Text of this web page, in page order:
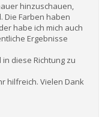
hinzuschauen,
Die Farben haben
habe ich mich auch
Ergebnisse
diese Richtung zu
hilfreich. Vielen Dank